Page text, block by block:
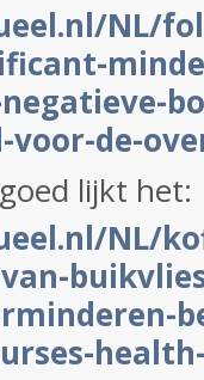
NL/
de-
lijkt het:
NL/